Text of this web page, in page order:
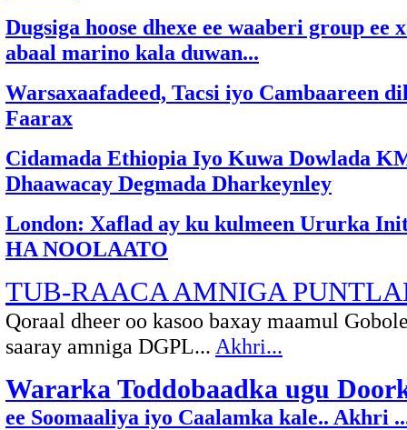
Dugsiga hoose dhexe ee waaberi group ee
abaal marino kala duwan...
Warsaxaafadeed, Tacsi iyo Cambaareen
Faarax
Cidamada Ethiopia Iyo Kuwa Dowlada
Dhaawacay Degmada Dharkeynley
London: Xaflad ay ku kulmeen Ururka
HA NOOLAATO
TUB-RAACA AMNIGA
Qoraal dheer oo kasoo baxay maamul
saaray amniga DGPL... Akhri...
Wararka Toddobaadka ugu
ee Soomaaliya iyo Caalamka kale.. Akhri